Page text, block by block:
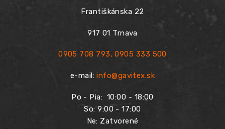
Františkánska 22
917 01 Trnava
0905 708 793,0905 333 500
e-mail:info@gavitex.sk
Po - Pia:10:00 - 18:00
So: 9:00 - 17:00
Ne: Zatvorené